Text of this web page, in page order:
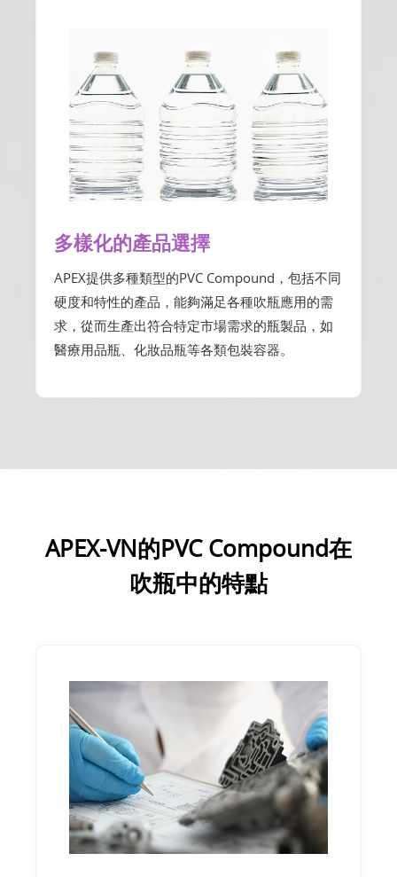
多樣化的產品選擇
APEX提供多種類型的PVC Compound，包括不同
硬度和特性的產品，能夠滿足各種吹瓶應用的需
求，從而生產出符合特定市場需求的瓶製品，如
醫療用品瓶、化妝品瓶等各類包裝容器。
APEX-VN的PVC Compound在
吹瓶中的特點